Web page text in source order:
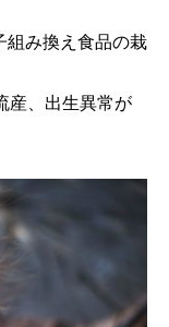
み換え食品の栽
産、出生異常が